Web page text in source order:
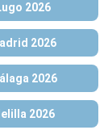
2026
2026
2026
2026